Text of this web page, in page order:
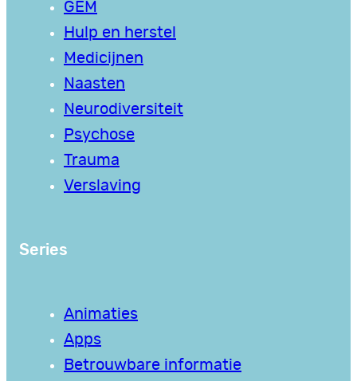
GEM
Hulp en herstel
Medicijnen
Naasten
Neurodiversiteit
Psychose
Trauma
Verslaving
Series
Animaties
Apps
Betrouwbare informatie